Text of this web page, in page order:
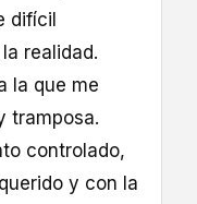
difícil
realidad.
la que me
tramposa.
controlado,
y con la